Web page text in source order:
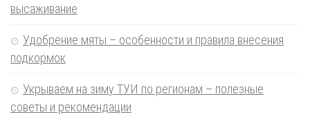
высаживание
Удобрение мяты – особенности и правила внесения
подкормок
Укрываем на зиму ТУИ по регионам – полезные
советы и рекомендации